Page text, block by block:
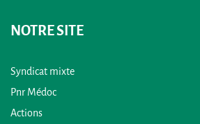
NOTRE SITE
Syndicat mixte
Pnr Médoc
Actions